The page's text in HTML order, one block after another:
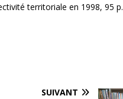
territoriale en 1998, 95 p.
SUIVANT